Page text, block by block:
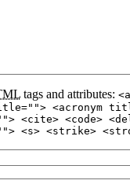
tags and attributes:
<acronym
<cite> <code>
<s> <strike>